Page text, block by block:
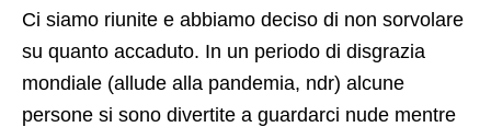
Ci siamo riunite e abbiamo deciso di non sorvolare
su quanto accaduto. In un periodo di disgrazia
mondiale (allude alla pandemia, ndr) alcune
persone si sono divertite a guardarci nude mentre